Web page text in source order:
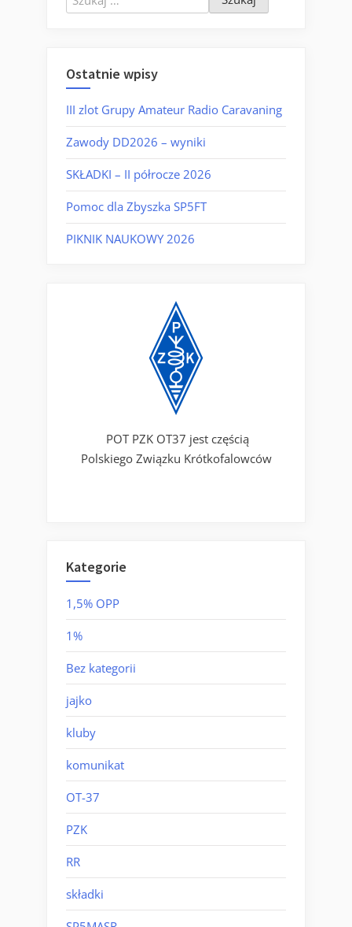
Ostatnie wpisy
III zlot Grupy Amateur Radio Caravaning
Zawody DD2026 – wyniki
SKŁADKI – II półrocze 2026
Pomoc dla Zbyszka SP5FT
PIKNIK NAUKOWY 2026
POT PZK OT37 jest częścią
Polskiego Związku Krótkofalowców
Kategorie
1,5% OPP
1%
Bez kategorii
jajko
kluby
komunikat
OT-37
PZK
RR
składki